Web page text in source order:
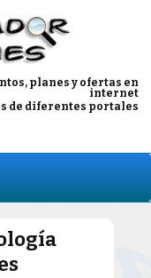
planes y ofertas en
internet
de diferentes portales